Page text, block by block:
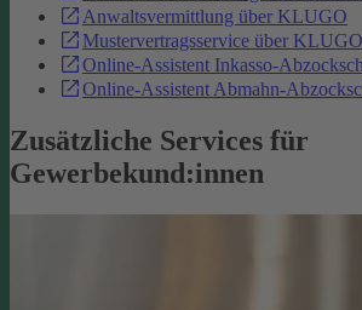
Anwaltsvermittlung über KLUGO
Mustervertragsservice über KLUGO
Online-Assistent Inkasso-
Online-Assistent Abmahn-
Zusätzliche Services für
Gewerbekund:innen